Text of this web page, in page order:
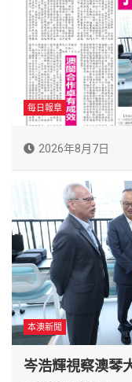
每日報章
2026年8月7日
本澳新聞
岑浩輝視察澳琴